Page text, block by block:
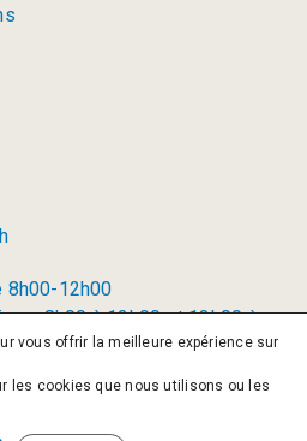
8h00-12h00
8h00 à 12h00 et 13h00 à
vous offrir la meilleure expérience sur
les cookies que nous utilisons ou les